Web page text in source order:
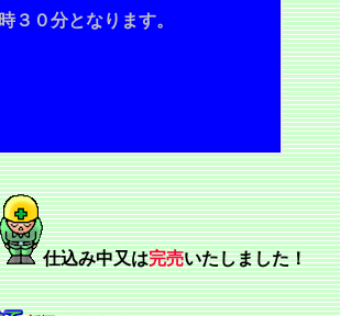
仕込み中又は完売いたしました！